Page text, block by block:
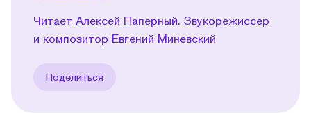
Читает Алексей Паперный. Звукорежиссер
и композитор Евгений Миневский
Поделиться